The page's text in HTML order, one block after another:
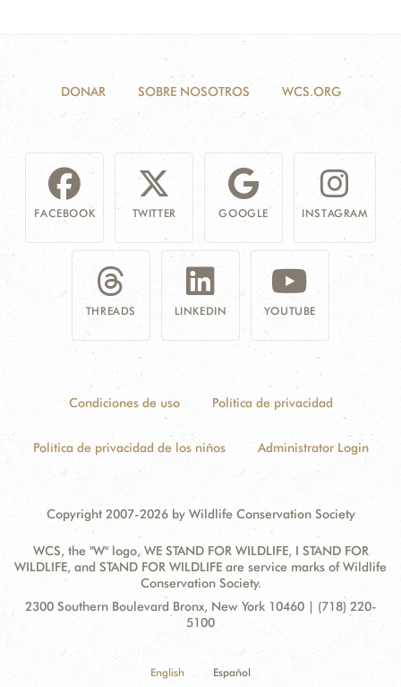
DONAR SOBRE NOSOTROS WCS.ORG
FACEBOOK TWITTER GOOGLE INSTAGRAM
THREADS LINKEDIN YOUTUBE
Condiciones de uso Política de privacidad
Política de privacidad de los niños Administrator Login
Copyright 2007-2026 by Wildlife Conservation Society
WCS, the "W" logo, WE STAND FOR WILDLIFE, I STAND FOR
WILDLIFE, and STAND FOR WILDLIFE are service marks of Wildlife
Conservation Society.
Contact
Address:
2300 Southern Boulevard Bronx, New York 10460 | (718) 220-
5100
English Español